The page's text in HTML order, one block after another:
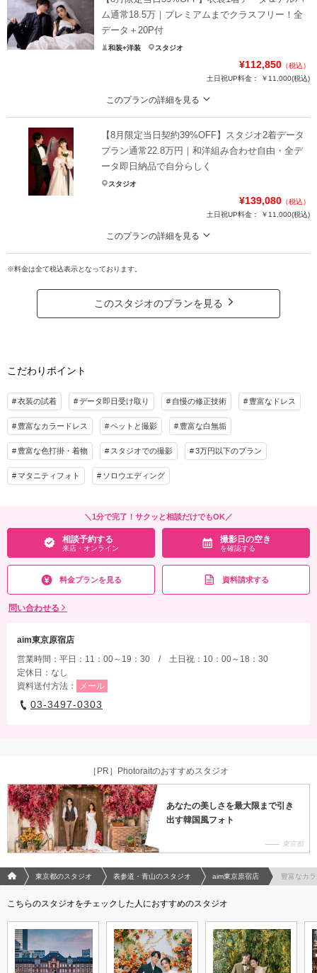
ム通常18.5万｜プレミアムまでクラスフリー！全
データ＋20P付
和装+洋装 スタジオ
¥112,850 （税込）
土日祝UP料金：
￥11,000(税込)
このプランの詳細を見る
開催期間中のご来店もしくはオンラインカウンセリングで当日ご契約いただい
た方限定
【衣装試着無料】通常18.5万円が当日契約で10%OFF！
プレミアムまでの衣装がクラスフリーで選べます。全データ納品に加え、レタ
ッチ済20Pアルバムもセット。
８月限定で当日契約で39％OFF（72,150円値引き）
プラン詳細
撮影料 新婦衣装1着 新郎衣装1着
アルバム 20P 台紙付写真
来店・オンライン
【8月限定当日契約39%OFF】スタジオ2着データ
プラン通常22.8万円｜和洋組み合わせ自由・全デ
ータ即日納品で自分らしく
スタジオ
¥139,080 （税込）
土日祝UP料金：
￥11,000(税込)
このプランの詳細を見る
今月中のご来店もしくはオンラインカウンセリングで当日契約限定
【衣装試着無料】
ヘアメイク・小物付で、撮影した全データは即日納品いたします。
今月限定で当日契約39%OFF(88,920円値引き)
撮影料 新婦衣装2着 新郎衣装2着
着付け ヘアメイク 小物一式
アルバム データ 100カット
衣装追加 会食 挙式
家族と撮影 家族用衣装レンタル
※料金は全て税込表示となっております。
このスタジオのプランを見る
こだわりポイント
衣装の試着 データ即日受け取り 自慢の修正技術 豊富なドレス
豊富なカラードレス ペットと撮影 豊富な白無垢
豊富な色打掛・着物 スタジオでの撮影 3万円以下のプラン
マタニティフォト ソロウエディング
＼1分で完了！サクッと相談だけでもOK／
相談予約する
来店・オンライン
撮影日の空き
を確認する
料金プランを見る 資料請求する
問い合わせる
aim東京原宿店
営業時間：平日：11：00～19：30 / 土日祝：10：00～18：30
定休日：なし
資料送付方法：
メール
03-3497-0303
［PR］Photoraitのおすすめスタジオ
あなたの美しさを最大限まで引き
出す韓国風フォト
東京都
フォトウエディング/結婚写真のPhotorait ホーム
東京都のスタジオ 表参道・青山のスタジオ aim東京原宿店 豊富なカ
こちらのスタジオをチェックした人におすすめのスタジオ